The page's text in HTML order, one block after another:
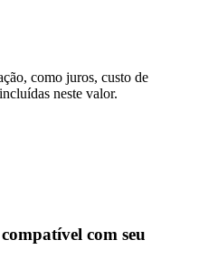
como juros, custo de
neste valor.
com seu